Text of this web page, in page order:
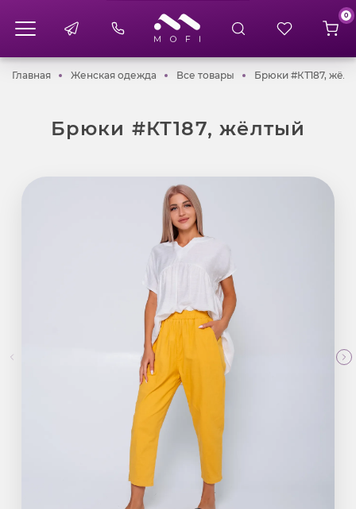
0
ГлавнаяГлавнаяЖенская одежда Женская одежда
Все товары Все товары
Брюки #КТ187,
Брюки #КТ187, жёлтый